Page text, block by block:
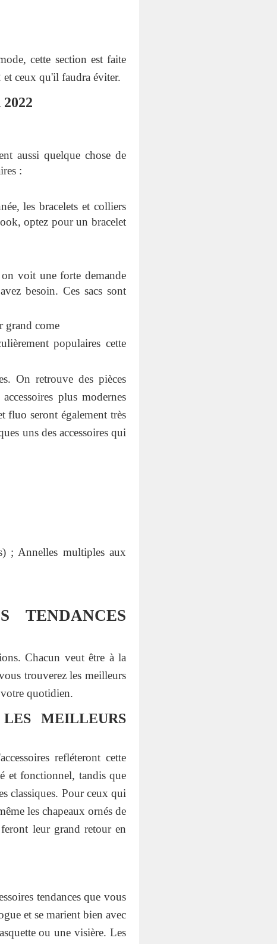
cette section est faite
et ceux qu'il faudra éviter.
aussi quelque chose de
:
les bracelets et colliers
optez pour un bracelet
voit une forte demande
besoin. Ces sacs sont
grand come
populaires cette
On retrouve des pièces
plus modernes
fluo seront également très
uns des accessoires qui
; Annelles multiples aux
TENDANCES
Chacun veut être à la
trouverez les meilleurs
quotidien.
MEILLEURS
refléteront cette
et fonctionnel, tandis que
classiques. Pour ceux qui
les chapeaux ornés de
leur grand retour en
tendances que vous
et se marient bien avec
ou une visière. Les